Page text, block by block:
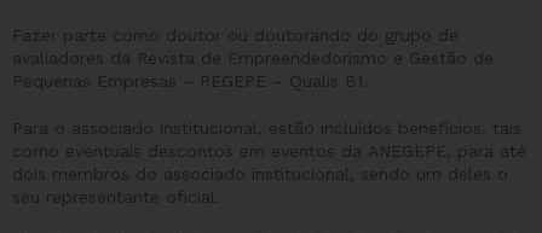
Fazer parte como doutor ou doutorando do grupo de
avaliadores da Revista de Empreendedorismo e Gestão de
Pequenas Empresas – REGEPE – Qualis B1.
Para o associado institucional, estão incluídos benefícios, tais
como eventuais descontos em eventos da ANEGEPE, para até
dois membros do associado institucional, sendo um deles o
seu representante oficial.